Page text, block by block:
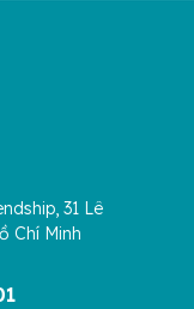
31 Lê
Chí Minh